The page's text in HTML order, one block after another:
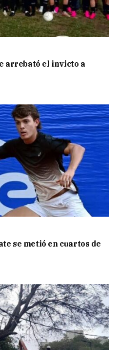
arrebató el invicto a
se metió en cuartos de